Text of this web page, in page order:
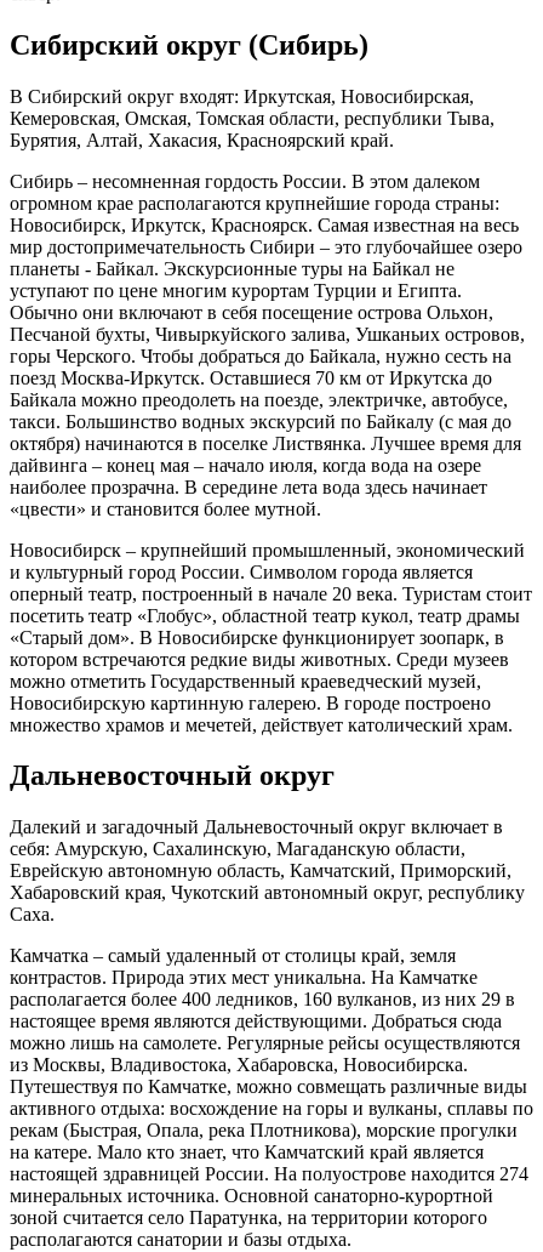
Сибирский округ (Сибирь)
В Сибирский округ входят: Иркутская, Новосибирская,
Кемеровская, Омская, Томская области, республики Тыва,
Бурятия, Алтай, Хакасия, Красноярский край.
Сибирь – несомненная гордость России. В этом далеком
огромном крае располагаются крупнейшие города страны:
Новосибирск, Иркутск, Красноярск. Самая известная на весь
мир достопримечательность Сибири – это глубочайшее озеро
планеты - Байкал. Экскурсионные туры на Байкал не
уступают по цене многим курортам Турции и Египта.
Обычно они включают в себя посещение острова Ольхон,
Песчаной бухты, Чивыркуйского залива, Ушканьих островов,
горы Черского. Чтобы добраться до Байкала, нужно сесть на
поезд Москва-Иркутск. Оставшиеся 70 км от Иркутска до
Байкала можно преодолеть на поезде, электричке, автобусе,
такси. Большинство водных экскурсий по Байкалу (с мая до
октября) начинаются в поселке Листвянка. Лучшее время для
дайвинга – конец мая – начало июля, когда вода на озере
наиболее прозрачна. В середине лета вода здесь начинает
«цвести» и становится более мутной.
Новосибирск – крупнейший промышленный, экономический
и культурный город России. Символом города является
оперный театр, построенный в начале 20 века. Туристам стоит
посетить театр «Глобус», областной театр кукол, театр драмы
«Старый дом». В Новосибирске функционирует зоопарк, в
котором встречаются редкие виды животных. Среди музеев
можно отметить Государственный краеведческий музей,
Новосибирскую картинную галерею. В городе построено
множество храмов и мечетей, действует католический храм.
Дальневосточный округ
Далекий и загадочный Дальневосточный округ включает в
себя: Амурскую, Сахалинскую, Магаданскую области,
Еврейскую автономную область, Камчатский, Приморский,
Хабаровский края, Чукотский автономный округ, республику
Саха.
Камчатка – самый удаленный от столицы край, земля
контрастов. Природа этих мест уникальна. На Камчатке
располагается более 400 ледников, 160 вулканов, из них 29 в
настоящее время являются действующими. Добраться сюда
можно лишь на самолете. Регулярные рейсы осуществляются
из Москвы, Владивостока, Хабаровска, Новосибирска.
Путешествуя по Камчатке, можно совмещать различные виды
активного отдыха: восхождение на горы и вулканы, сплавы по
рекам (Быстрая, Опала, река Плотникова), морские прогулки
на катере. Мало кто знает, что Камчатский край является
настоящей здравницей России. На полуострове находится 274
минеральных источника. Основной санаторно-курортной
зоной считается село Паратунка, на территории которого
располагаются санатории и базы отдыха.